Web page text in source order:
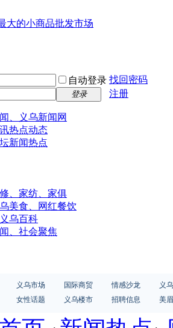
大的小商品批发市场
自动登录 找回密码
登录 注册
、义乌新闻网
热点动态
新闻热点
、家纺、家俱
美食、网红餐饮
乌百科
、社会聚焦
义乌市场 国际商贸 情感沙龙
义
女性话题 义乌楼市 招聘信息 美